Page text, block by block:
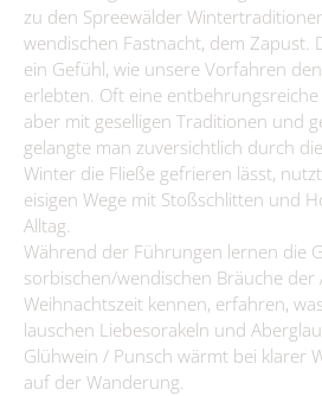
#WIRsindBurg #SMY Bórkowy
Glasfaserausbau
Bauhof
Wirtschaftsförderung
Trink- &
Standesamt
Beauftragte
Kommunalpolitik/Sitzungen
Wahlen/Volksbegehren
Gewidmete Trauorte
Anmeldung zur Eheschließung
Trautermine
Satzungen & Verordnungen
Kur- & Tourismusbeitrag
Steuern & Abgaben
Offenlagen
Geoportal
Schiedsstelle
Fundbüro
Fundtiere
Gewerbegebiete
Klimaschutz
Förderprogramme
Entwicklungskonzept IKEK
Gewerbe melden
(Błota)
Kita & Hort "Małe myški" Fehrow/
Kita "Vier Jahreszeiten" Striesow/
Kita & Hort "Pusteblume Werben/
Hort "Lipa" Burg (Spreewald)/Bórkowy
Hort der Kita "Vier Jahreszeiten in
Grundschule "Mato Kosyk" Briesen/
Grund- und Oberschule Mina Witkojc"
(Błota)
Jugendzentrum "Phönix" Burg
SOS-Kinderdorf Lausitz, Familien und
(Spreewald) / Bórkowy (Błota)
Bismarckturm
Dorfgemeinschaftshäuser
Büchertauschbörsen
Älter werden
Feuerwehr
Museum und Heimatstube
Heimatstube Burg (Spreewald) /
Heimatmuseum Dissen / Dešno
Slawischer Siedlunsgausschnitt "Stary
Vereine
Veranstaltungen
Spreewaldbibliothek
Kirchen
Spielplätze
zu den Spreewälder
wendischen Fastnacht, dem Zapust.
ein Gefühl, wie unsere Vorfahren
erlebten. Oft eine
aber mit geselligen Traditionen und
gelangte man zuversichtlich durch
Winter die Fließe gefrieren lässt,
eisigen Wege mit Stoßschlitten und
Alltag.
Während der Führungen lernen die
sorbischen/wendischen Bräuche der
Weihnachtszeit kennen, erfahren,
lauschen Liebesorakeln und
Glühwein / Punsch wärmt bei klarer
auf der Wanderung.